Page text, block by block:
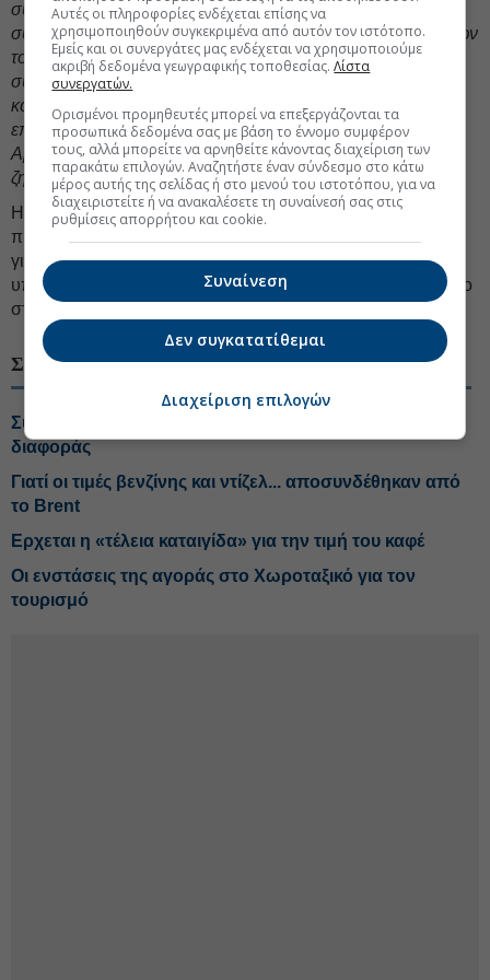
συνομιλίες με τους περιφερειακούς εταίρους τους,
συμπεριλαμβανομένου του Ισραήλ και των Αραβικών κρατών
του Κόλπου, των οποίων η ασφάλεια επηρεάζεται από τη
συμπεριφορά του Ιράν. Η παρακολούθηση των αιτημάτων
και των ανησυχιών των περιφερειακών χωρών που
επηρεάζονται από τις ιρανικές ενέργειες βοηθά τους
Αμερικανούς διαπραγματευτές να συζητήσουν τέτοια
ζητήματα με το Ιράν.
Η επιθυμία να συνεχίσει να επηρεάζει το τι συνεπάγεται μια
πυρηνική συμφωνία με το Ιράν μπορεί να είναι ένας λόγος
για τη μετατόπιση της στάσης του Ισραήλ υπέρ της
υποστήριξης μιας πιο περιορισμένης συμφωνίας σε αυτό το
στάδιο.
ΣΧΕΤΙΚΑ ΘΕΜΑΤΑ
Συντάξεις: Τέλος στον «κόφτη» της προσωπικής
διαφοράς
Γιατί οι τιμές βενζίνης και ντίζελ... αποσυνδέθηκαν από
το Brent
Ερχεται η «τέλεια καταιγίδα» για την τιμή του καφέ
Οι ενστάσεις της αγοράς στο Χωροταξικό για τον
τουρισμό
Αυτές οι πληροφορίες ενδέχεται επίσης να
χρησιμοποιηθούν συγκεκριμένα από αυτόν τον ιστότοπο.
Εμείς και οι συνεργάτες μας ενδέχεται να χρησιμοποιούμε
ακριβή δεδομένα γεωγραφικής τοποθεσίας.Λίστα
συνεργατών.
Ορισμένοι προμηθευτές μπορεί να επεξεργάζονται τα
προσωπικά δεδομένα σας με βάση το έννομο συμφέρον
τους, αλλά μπορείτε να αρνηθείτε κάνοντας διαχείριση των
παρακάτω επιλογών. Αναζητήστε έναν σύνδεσμο στο κάτω
μέρος αυτής της σελίδας ή στο μενού του ιστοτόπου, για να
διαχειριστείτε ή να ανακαλέσετε τη συναίνεσή σας στις
ρυθμίσεις απορρήτου και cookie.
Συναίνεση
Δεν συγκατατίθεμαι
Διαχείριση επιλογών